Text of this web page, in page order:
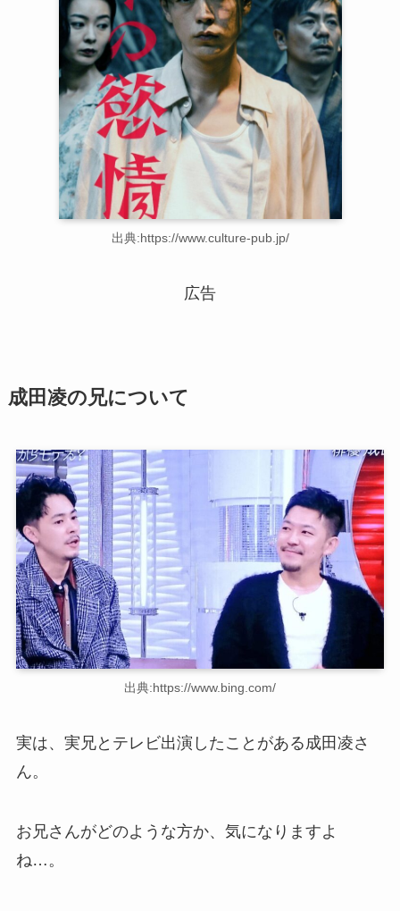
出典:https://www.culture-pub.jp/
広告
成田凌の兄について
出典:https://www.bing.com/
実は、実兄とテレビ出演したことがある成田凌さ
ん。
お兄さんがどのような方か、気になりますよ
ね…。